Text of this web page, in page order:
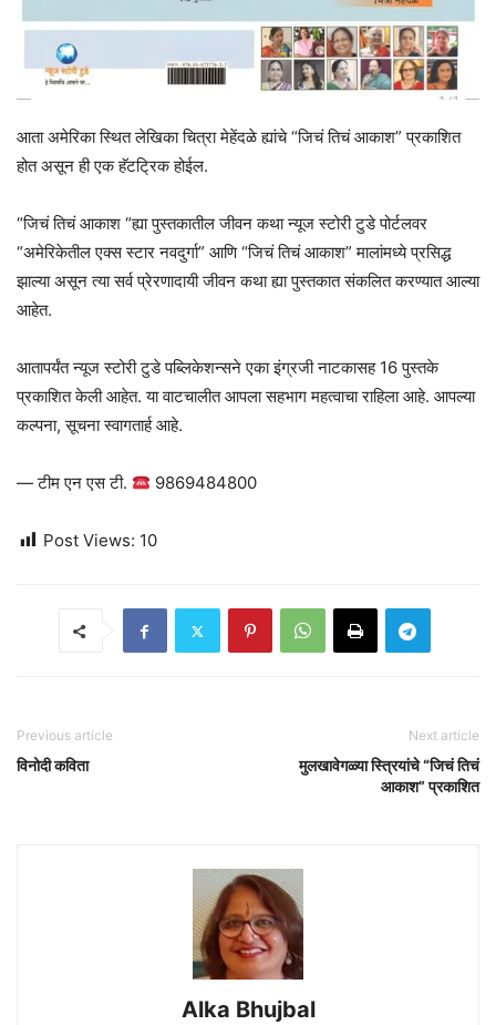
आता अमेरिका स्थित लेखिका चित्रा मेहेंदळे ह्यांचे “जिचं तिचं आकाश” प्रकाशित
होत असून ही एक हॅटट्रिक होईल.
“जिचं तिचं आकाश “ह्या पुस्तकातील जीवन कथा न्यूज स्टोरी टुडे पोर्टलवर
“अमेरिकेतील एक्स स्टार नवदुर्गा” आणि “जिचं तिचं आकाश” मालांमध्ये प्रसिद्ध
झाल्या असून त्या सर्व प्रेरणादायी जीवन कथा ह्या पुस्तकात संकलित करण्यात आल्या
आहेत.
आतापर्यंत न्यूज स्टोरी टुडे पब्लिकेशन्सने एका इंग्रजी नाटकासह 16 पुस्तके
प्रकाशित केली आहेत. या वाटचालीत आपला सहभाग महत्वाचा राहिला आहे. आपल्या
कल्पना, सूचना स्वागतार्ह आहे.
— टीम एन एस टी. 9869484800
Post Views: 10
Previous article
विनोदी कविता
Next article
मुलखावेगळ्या स्त्रियांचे “जिचं तिचं
आकाश” प्रकाशित
Alka Bhujbal